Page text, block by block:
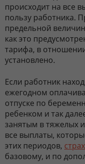
происходит на все
пользу работника.
предельной
как это
тарифа, в
установлено.
Если работник
ежегодном
отпуске по
ребенком и так
занятым в тяжелых
все выплаты,
этих периодов,
базовому, и по